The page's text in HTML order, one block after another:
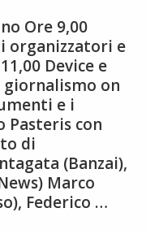
Ore 9,00
organizzatori e
Device e
on
e i
con
di
(Banzai),
Marco
Federico …